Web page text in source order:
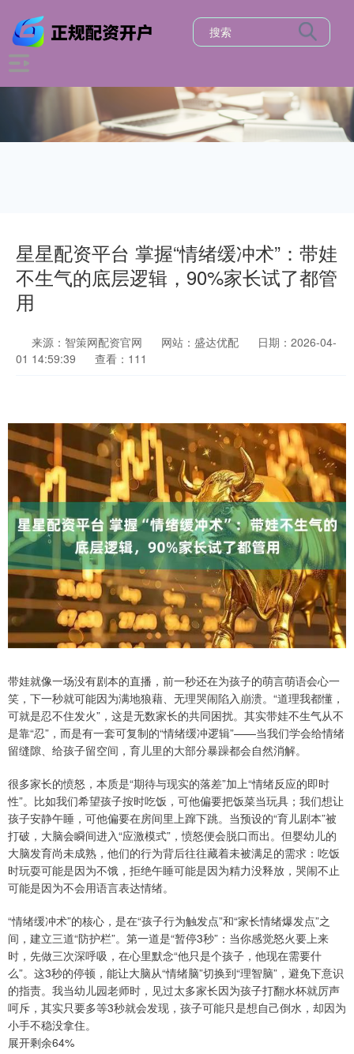
星星配资平台 掌握“情绪缓冲术”：带娃
不生气的底层逻辑，90%家长试了都管
用
来源：智策网配资官网 网站：盛达优配
日期：2026-04-
01 14:59:39
查看：111
带娃就像一场没有剧本的直播，前一秒还在为孩子的萌言萌语会心一
笑，下一秒就可能因为满地狼藉、无理哭闹陷入崩溃。“道理我都懂，
可就是忍不住发火”，这是无数家长的共同困扰。其实带娃不生气从不
是靠“忍”，而是有一套可复制的“情绪缓冲逻辑”——当我们学会给情绪
留缝隙、给孩子留空间，育儿里的大部分暴躁都会自然消解。
很多家长的愤怒，本质是“期待与现实的落差”加上“情绪反应的即时
性”。比如我们希望孩子按时吃饭，可他偏要把饭菜当玩具；我们想让
孩子安静午睡，可他偏要在房间里上蹿下跳。当预设的“育儿剧本”被
打破，大脑会瞬间进入“应激模式”，愤怒便会脱口而出。但婴幼儿的
大脑发育尚未成熟，他们的行为背后往往藏着未被满足的需求：吃饭
时玩耍可能是因为不饿，拒绝午睡可能是因为精力没释放，哭闹不止
可能是因为不会用语言表达情绪。
“情绪缓冲术”的核心，是在“孩子行为触发点”和“家长情绪爆发点”之
间，建立三道“防护栏”。第一道是“暂停3秒”：当你感觉怒火要上来
时，先做三次深呼吸，在心里默念“他只是个孩子，他现在需要什
么”。这3秒的停顿，能让大脑从“情绪脑”切换到“理智脑”，避免下意识
的指责。我当幼儿园老师时，见过太多家长因为孩子打翻水杯就厉声
呵斥，其实只要多等3秒就会发现，孩子可能只是想自己倒水，却因为
小手不稳没拿住。
展开剩余64%